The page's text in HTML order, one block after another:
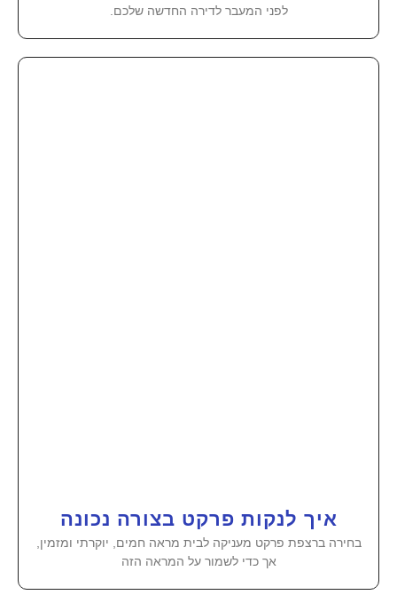
לפני המעבר לדירה החדשה שלכם.
איך לנקות פרקט בצורה נכונה
בחירה ברצפת פרקט מעניקה לבית מראה חמים, יוקרתי ומזמין,
אך כדי לשמור על המראה הזה